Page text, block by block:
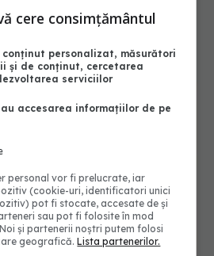
cere consimțământul
personalizat, măsurători
și de conținut, cercetarea
serviciilor
accesarea informațiilor de pe
personal vor fi prelucrate, iar
(cookie-uri, identificatori unici
pot fi stocate, accesate de și
sau pot fi folosite în mod
și partenerii noștri putem folosi
geografică.Lista partenerilor.